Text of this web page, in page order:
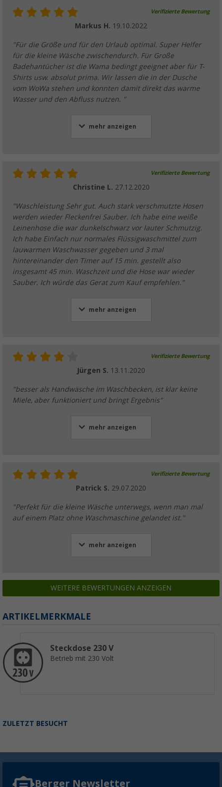
Verifizierte Bewertung
Markus H. 19.10.2022
"Für die Größe und für den Urlaub optimal. Super Helfer
für die kleine Wäsche zwischendurch. Für Große
Badehantücher ist die Wama bedingt geeignet aber für T-
Shirts usw. absolut prima. Wir lassen die in der Dusche
vom WoWa stehen und konnten damit direkt das warme
Wasser und den Abfluss nutzen. "
mehr anzeigen
Verifizierte Bewertung
Christine L. 27.12.2020
"Waschleistung Sehr gut. Auch stark verschmutzte Hosen
werden wieder Fleckenfrei Sauber. Ich habe eine weiße
Leinenhose die war dunkelschwarz vor lauter Schmutzig.
Ich habe Einfach nur normales Flüssigwaschmittel zum
lauwarmen Waschwasser gegeben und 3 mal
hintereinander den Timer auf 15 min. gestellt also
insgesamt 45 min. Waschzeit und die Hose war wieder
Sauber. Ich würde das Gerat zum Kauf empfehlen."
mehr anzeigen
Verifizierte Bewertung
Jürgen S. 13.11.2020
"besser als Handwäsche im Waschbecken, ist klar keine
Miele, aber funktioniert und bringt Ergebnis"
mehr anzeigen
Verifizierte Bewertung
Patrick S. 29.07.2020
"Perfekt für die kleine Wäsche unterwegs, wenn man mal
auf einem Platz ohne Waschmaschine gelandet ist."
mehr anzeigen
WEITERE BEWERTUNGEN ANZEIGEN
ARTIKELMERKMALE
Steckdose 230 V
Betrieb mit 230 Volt
ZULETZT BESUCHT
Berger Newsletter